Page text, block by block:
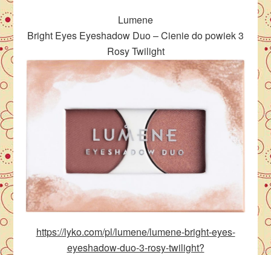
Lumene
Bright Eyes Eyeshadow Duo – Cienie do powiek 3
Rosy Twilight
https://lyko.com/pl/lumene/lumene-bright-eyes-
eyeshadow-duo-3-rosy-twilight?